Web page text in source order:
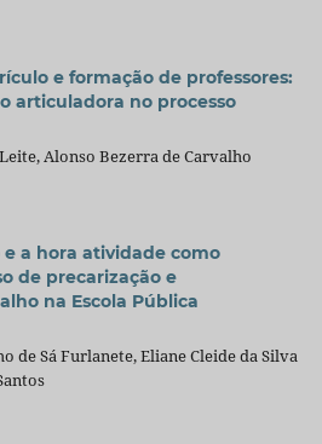
e formação de professores:
articuladora no processo
Alonso Bezerra de Carvalho
a hora atividade como
de precarização e
na Escola Pública
de Sá Furlanete, Eliane Cleide da Silva